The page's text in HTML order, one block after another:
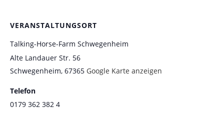
VERANSTALTUNGSORT
Talking-Horse-Farm Schwegenheim
Alte Landauer Str. 56
Schwegenheim, 67365 Google Karte anzeigen
Telefon
0179 362 382 4